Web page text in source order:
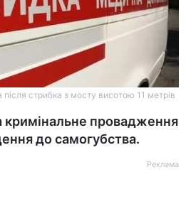
стрибка з мосту висотою 11 метрів
кримінальне провадження
до самогубства.
Реклама